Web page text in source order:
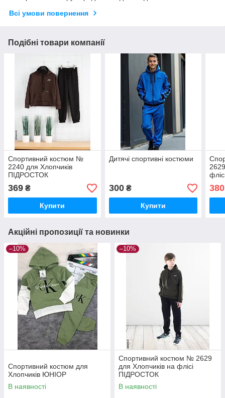
Всі умови повернення
Подібні товари компанії
Спортивний костюм №
2240 для Хлопчиків
ПІДРОСТОК
369 ₴
Купити
Дитячі спортивні костюми
300₴
Купити
380
Акційні пропозиції та новинки
–10%
Спортивний костюм для
Хлопчиків ЮНІОР
В наявності
–10%
Спортивний костюм № 2629
для Хлопчиків на флісі
ПІДРОСТОК
В наявності